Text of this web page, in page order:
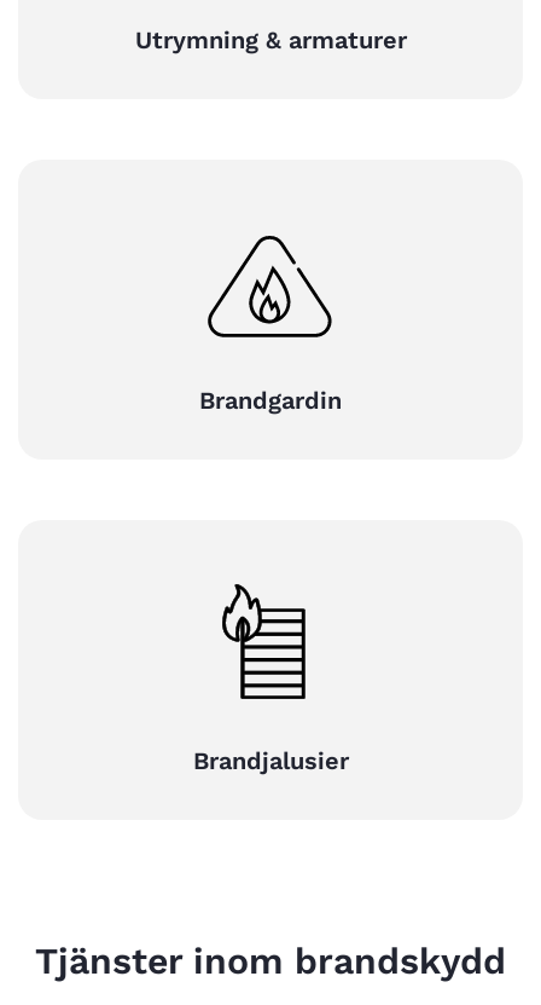
Utrymning & armaturer
Brandgardin
Brandjalusier
Tjänster inom brandskydd